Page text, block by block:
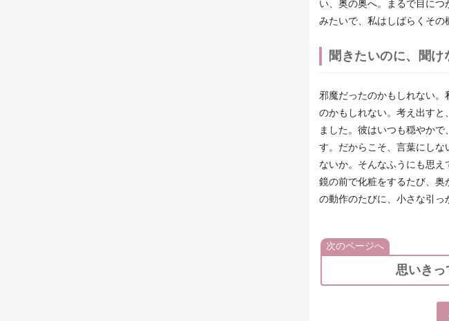
い、奥の奥へ。まるで目に
みたいで、私はしばらくその
聞きたいのに、聞け
邪魔だったのかもしれない
のかもしれない。考え出すと
ました。彼はいつも穏やか
す。だからこそ、言葉にし
ないか。そんなふうにも思え
鏡の前で化粧をするたび、
の動作のたびに、小さな引っ
次のページへ
思いき